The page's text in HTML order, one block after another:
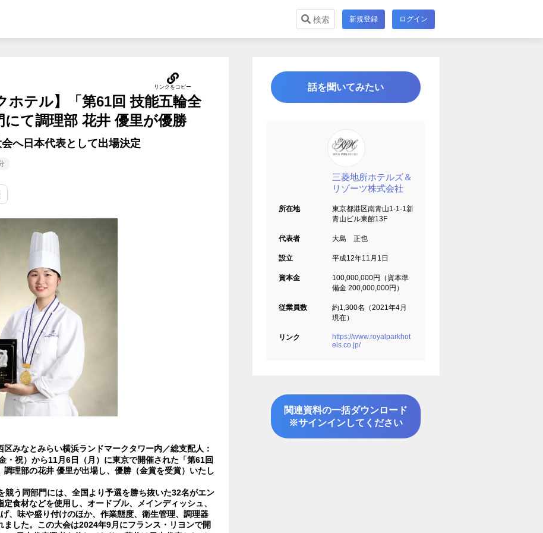
検索 新規登録 ログイン
ホテル】「第61回 技能五輪全
にて調理部 花井 優里が優勝
へ日本代表として出場決定
みなとみらい横浜ランドマークタワー内／総支配人：
・祝）から11月6日（月）に東京で開催された「第61回
理部の花井 優里が出場し、優勝（金賞を受賞）いたし
競う同部門には、全国より予選を勝ち抜いた32名がエン
食材などを使用し、オードブル、メインディッシュ、
、味や盛り付けのほか、作業態度、衛生管理、調理器
した。この大会は2024年9月にフランス・リヨンで開
話を聞いてみたい
三菱地所ホテルズ＆
リゾーツ株式会社
所在地
東京都港区南青山1-1-1新
青山ビル東館13F
代表者 大島 正也
設立 平成12年11月1日
資本金
100,000,000円（資本準
備金 200,000,000円）
従業員数
約1,300名（2021年4月
現在）
リンク
https://www.royalparkhot
els.co.jp/
関連資料の一括ダウンロード
※サインインしてください